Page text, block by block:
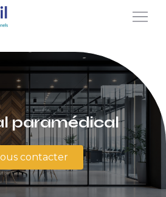
paramédical
contacter